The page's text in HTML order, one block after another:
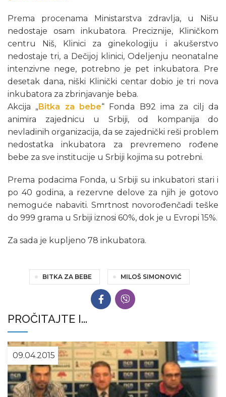
Prema procenama Ministarstva zdravlja, u Nišu
nedostaje osam inkubatora. Preciznije, Kliničkom
centru Niš, Klinici za ginekologiju i akušerstvo
nedostaje tri, a Dečijoj klinici, Odeljenju neonatalne
intenzivne nege, potrebno je pet inkubatora. Pre
desetak dana, niški Klinički centar dobio je tri nova
inkubatora za zbrinjavanje beba.
Akcija „Bitka za bebe“ Fonda B92 ima za cilj da
animira zajednicu u Srbiji, od kompanija do
nevladinih organizacija, da se zajednički reši problem
nedostatka inkubatora za prevremeno rođene
bebe za sve institucije u Srbiji kojima su potrebni.
Prema podacima Fonda, u Srbiji su inkubatori stari i
po 40 godina, a rezervne delove za njih je gotovo
nemoguće nabaviti. Smrtnost novorođenčadi teške
do 999 grama u Srbiji iznosi 60%, dok je u Evropi 15%.
Za sada je kupljeno 78 inkubatora.
BITKA ZA BEBE MILOŠ SIMONOVIĆ
PROČITAJTE I...
09.04.2015